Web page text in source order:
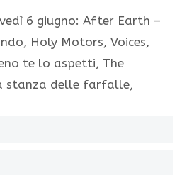
6 giugno: After Earth –
Holy Motors, Voices,
te lo aspetti, The
stanza delle farfalle,